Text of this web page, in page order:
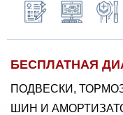
БЕСПЛАТНАЯ
ПОДВЕСКИ,
ШИН И